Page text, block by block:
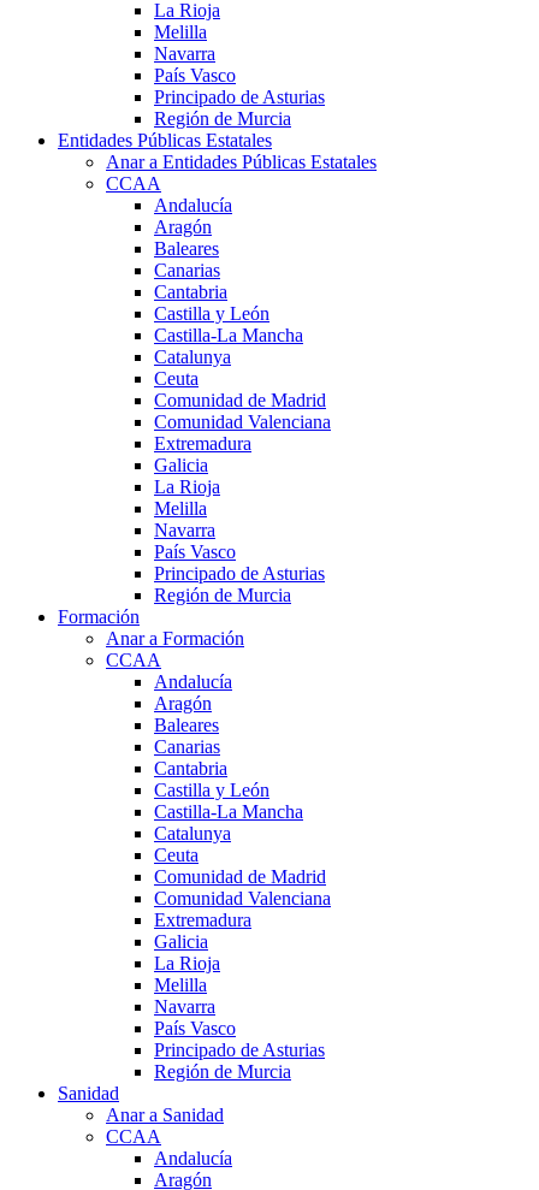
La Rioja
Melilla
Navarra
País Vasco
Principado de Asturias
Región de Murcia
Entidades Públicas Estatales
Anar a Entidades Públicas Estatales
CCAA
Andalucía
Aragón
Baleares
Canarias
Cantabria
Castilla y León
Castilla-La Mancha
Catalunya
Ceuta
Comunidad de Madrid
Comunidad Valenciana
Extremadura
Galicia
La Rioja
Melilla
Navarra
País Vasco
Principado de Asturias
Región de Murcia
Formación
Anar a Formación
CCAA
Andalucía
Aragón
Baleares
Canarias
Cantabria
Castilla y León
Castilla-La Mancha
Catalunya
Ceuta
Comunidad de Madrid
Comunidad Valenciana
Extremadura
Galicia
La Rioja
Melilla
Navarra
País Vasco
Principado de Asturias
Región de Murcia
Sanidad
Anar a Sanidad
CCAA
Andalucía
Aragón